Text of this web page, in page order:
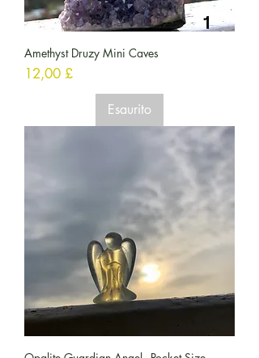
Amethyst Druzy Mini Caves
Prezzo
12,00 £
Esaurito